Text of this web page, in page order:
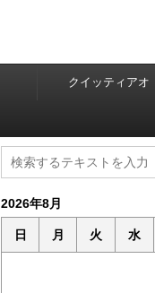
クイッティアオ
2026年8月
日 月 火 水